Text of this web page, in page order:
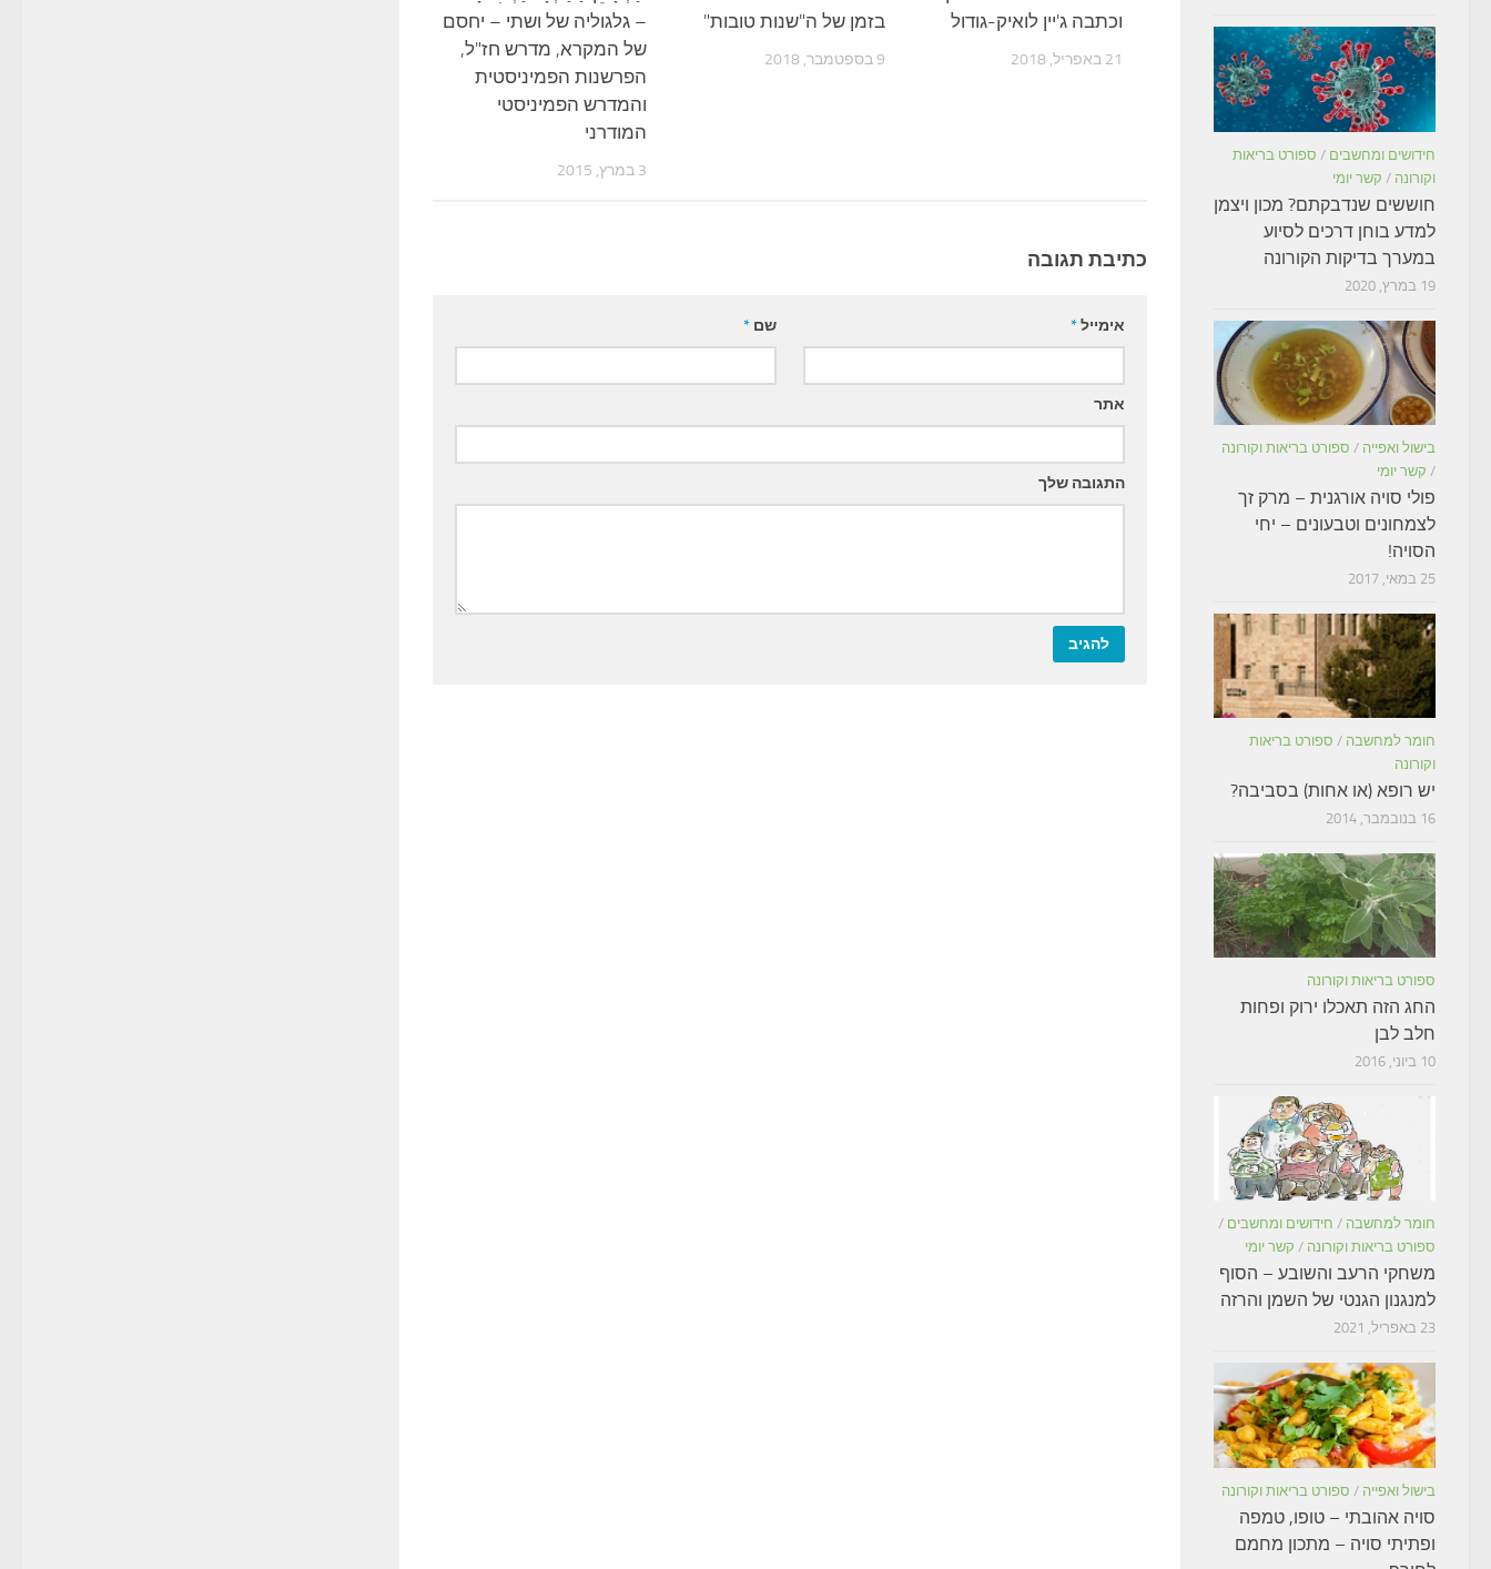
– גלגוליה של ושתי – יחסם
של המקרא, מדרש חז"ל,
הפרשנות הפמיניסטית
והמדרש הפמיניסטי
המודרני
3 במרץ, 2015
בזמן של ה"שנות טובות"
9 בספטמבר, 2018
וכתבה ג'יין לואיק-גודול
21 באפריל, 2018
כתיבת תגובה
שם* אימייל*
אתר
התגובה שלך
חידושים ומחשבים / ספורט בריאות
וקורונה / קשר יומי
חוששים שנדבקתם? מכון ויצמן
למדע בוחן דרכים לסיוע
במערך בדיקות הקורונה
19 במרץ, 2020
בישול ואפייה / ספורט בריאות וקורונה
/ קשר יומי
פולי סויה אורגנית – מרק זך
לצמחונים וטבעונים – יחי
הסויה!
25 במאי, 2017
חומר למחשבה / ספורט בריאות
וקורונה
יש רופא (או אחות) בסביבה?
16 בנובמבר, 2014
ספורט בריאות וקורונה
החג הזה תאכלו ירוק ופחות
חלב לבן
10 ביוני, 2016
חומר למחשבה / חידושים ומחשבים /
ספורט בריאות וקורונה / קשר יומי
משחקי הרעב והשובע – הסוף
למנגנון הגנטי של השמן והרזה
23 באפריל, 2021
בישול ואפייה / ספורט בריאות וקורונה
סויה אהובתי – טופו, טמפה
ופתיתי סויה – מתכון מחמם